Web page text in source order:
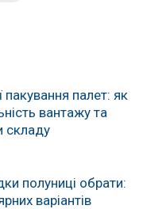
пакування палет: як
вантажу та
складу
полуниці обрати:
варіантів